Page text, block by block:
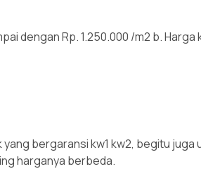
dengan Rp. 1.250.000 /m2 b.
bergaransi kw1 kw2, begitu juga
harganya berbeda.